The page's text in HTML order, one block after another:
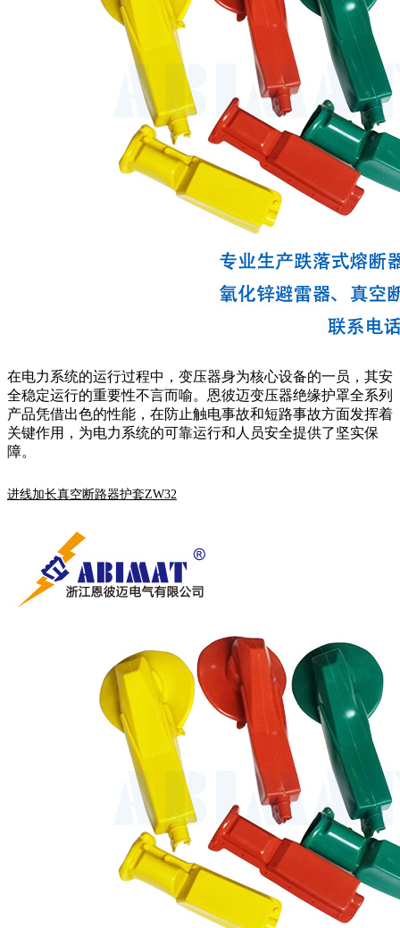
在电力系统的运行过程中，变压器身为核心设备的一员，其安
全稳定运行的重要性不言而喻。恩彼迈变压器绝缘护罩全系列
产品凭借出色的性能，在防止触电事故和短路事故方面发挥着
关键作用，为电力系统的可靠运行和人员安全提供了坚实保
障。
进线加长真空断路器护套ZW32